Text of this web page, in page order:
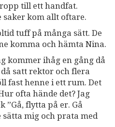
till ett handfat.
saker kom allt oftare.
tuff på många sätt. De
komma och hämta Nina.
kommer ihåg en gång då
satt rektor och flera
fast henne i ett rum. Det
ofta hände det? Jag
”Gå, flytta på er. Gå
mig och prata med